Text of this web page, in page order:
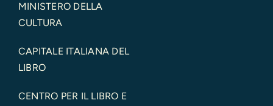
MINISTERO DELLA
CULTURA
CAPITALE ITALIANA DEL
LIBRO
CENTRO PER IL LIBRO E